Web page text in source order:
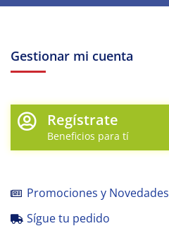
Gestionar mi cuenta
Regístrate
Beneficios para tí
Promociones y Novedades
Sígue tu pedido